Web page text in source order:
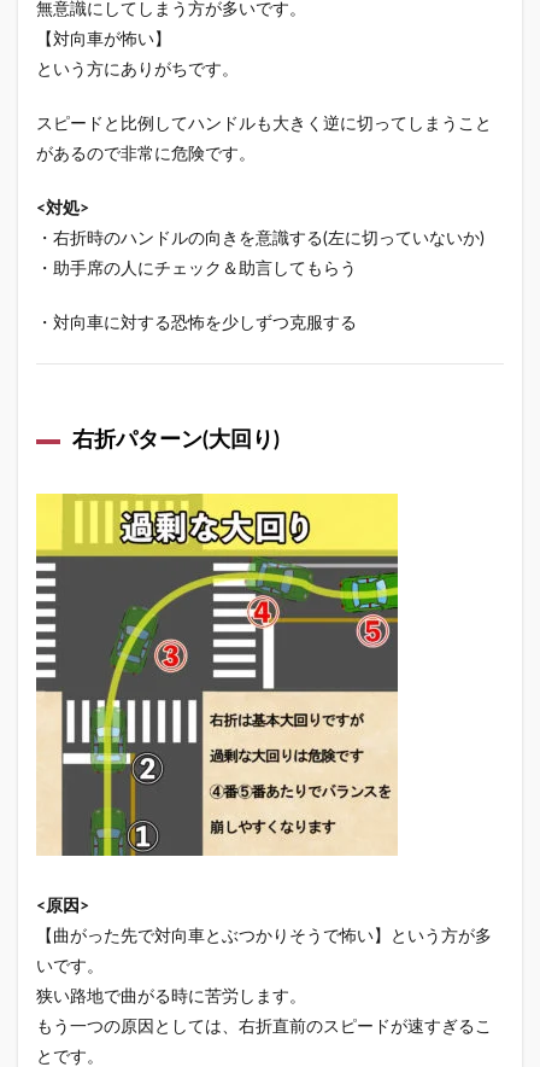
無意識にしてしまう方が多いです。
【対向車が怖い】
という方にありがちです。
スピードと比例してハンドルも大きく逆に切ってしまうこと
があるので非常に危険です。
<対処>
・右折時のハンドルの向きを意識する(左に切っていないか)
・助手席の人にチェック＆助言してもらう
・対向車に対する恐怖を少しずつ克服する
右折パターン(大回り)
<原因>
【曲がった先で対向車とぶつかりそうで怖い】という方が多
いです。
狭い路地で曲がる時に苦労します。
もう一つの原因としては、右折直前のスピードが速すぎるこ
とです。